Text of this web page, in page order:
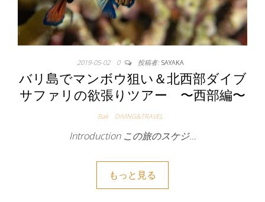
2019-05-02 0 投稿者: SAYAKA
バリ島でマンボウ狙い＆北西部ダイブ
サファリの欲張りツアー 〜西部編〜
Bali DIVING&TRAVEL
Introduction この旅のスケジ…
もっと見る